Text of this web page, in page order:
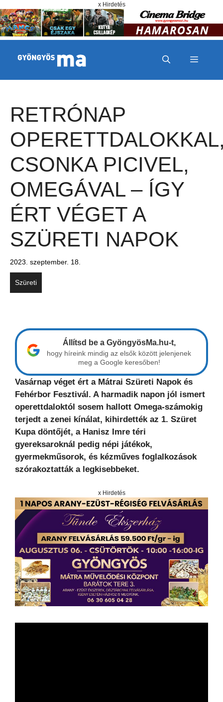
x Hirdetés
MENÜ
RETRÓNAP
CSONKA PICIVEL,
OMEGÁVAL – ÍGY
ÉRT VÉGET A
SZÜRETI NAPOK
2023. szeptember. 18.
Szüreti
Állítsd be a GyöngyösMa.hu-t,
hogy híreink mindig az elsők között jelenjenek
meg a Google keresőben!
Vasárnap véget ért a Mátrai Szüreti Napok és
Fehérbor Fesztivál. A harmadik napon jól ismert
operettdaloktól sosem hallott Omega-számokig
terjedt a zenei kínálat, kihirdették az 1. Szüret
Kupa döntőjét, a Hanisz Imre téri
gyereksaroknál pedig népi játékok,
gyermekműsorok, és kézműves foglalkozások
szórakoztatták a legkisebbeket.
x Hirdetés